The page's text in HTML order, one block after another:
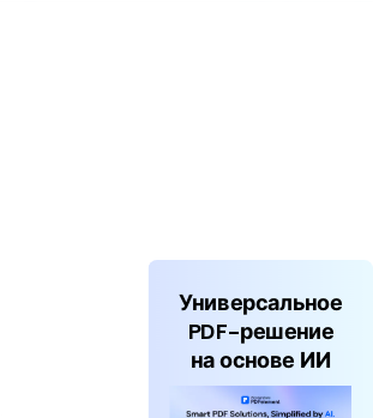
Универсальное
PDF-решение
на основе ИИ